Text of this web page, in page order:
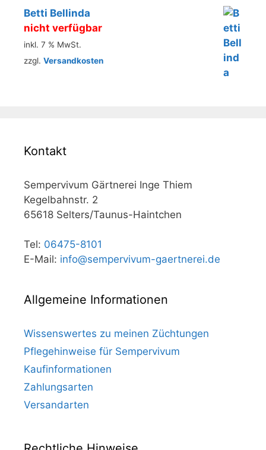
Betti Bellinda
nicht verfügbar
inkl. 7 % MwSt.
zzgl. Versandkosten
Kontakt
Sempervivum Gärtnerei Inge Thiem
Kegelbahnstr. 2
65618 Selters/Taunus-Haintchen
Tel: 06475-8101
E-Mail: info@sempervivum-gaertnerei.de
Allgemeine Informationen
Wissenswertes zu meinen Züchtungen
Pflegehinweise für Sempervivum
Kaufinformationen
Zahlungsarten
Versandarten